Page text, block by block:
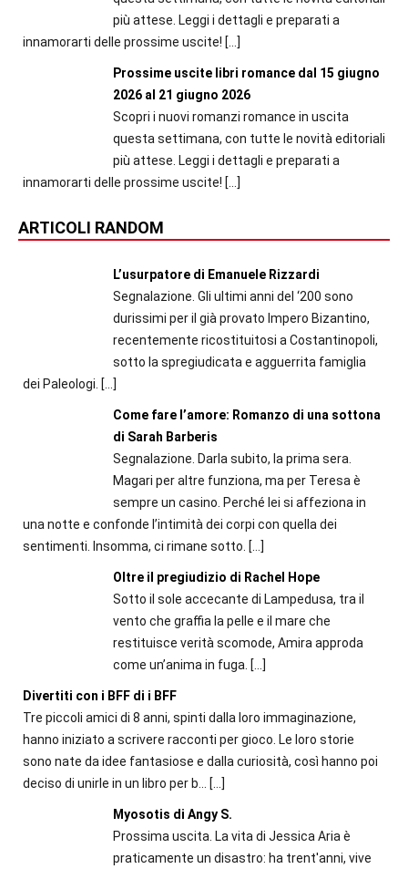
più attese. Leggi i dettagli e preparati a
innamorarti delle prossime uscite! […]
Prossime uscite libri romance dal 15 giugno
2026 al 21 giugno 2026
Scopri i nuovi romanzi romance in uscita
questa settimana, con tutte le novità editoriali
più attese. Leggi i dettagli e preparati a
innamorarti delle prossime uscite! […]
ARTICOLI RANDOM
L’usurpatore di Emanuele Rizzardi
Segnalazione. Gli ultimi anni del ‘200 sono
durissimi per il già provato Impero Bizantino,
recentemente ricostituitosi a Costantinopoli,
sotto la spregiudicata e agguerrita famiglia
dei Paleologi. […]
Come fare l’amore: Romanzo di una sottona
di Sarah Barberis
Segnalazione. Darla subito, la prima sera.
Magari per altre funziona, ma per Teresa è
sempre un casino. Perché lei si affeziona in
una notte e confonde l’intimità dei corpi con quella dei
sentimenti. Insomma, ci rimane sotto. […]
Oltre il pregiudizio di Rachel Hope
Sotto il sole accecante di Lampedusa, tra il
vento che graffia la pelle e il mare che
restituisce verità scomode, Amira approda
come un’anima in fuga. […]
Divertiti con i BFF di i BFF
Tre piccoli amici di 8 anni, spinti dalla loro immaginazione,
hanno iniziato a scrivere racconti per gioco. Le loro storie
sono nate da idee fantasiose e dalla curiosità, così hanno poi
deciso di unirle in un libro per b...
[…]
Myosotis di Angy S.
Prossima uscita. La vita di Jessica Aria è
praticamente un disastro: ha trent'anni, vive